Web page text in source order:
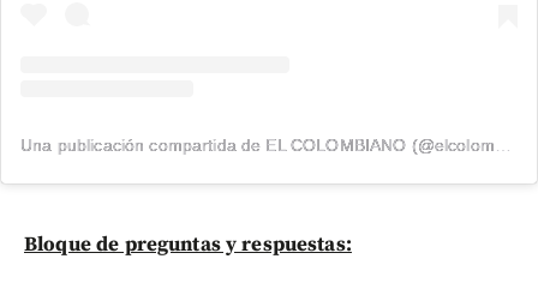
Una publicación compartida de EL COLOMBIANO (@elcolombiano_)
Bloque de preguntas y respuestas: